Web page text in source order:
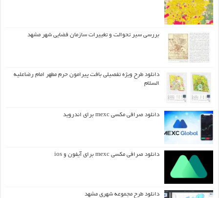
بررسی سیر تحوالت و تغییرات سازمان فضایی شهر مشهد
دانلود طرح ويژه تفصيلي بافت پيرامون حرم مطهر امام رضاعليه
السلام
دانلود صرافی مکسی mexc برای اندروید
دانلود صرافی مکسی mexc برای آیفون و ios
دانلود طرح مجموعه شهری مشهد